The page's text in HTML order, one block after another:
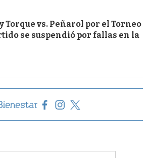
Torque vs. Peñarol por el Torneo
se suspendió por fallas en la